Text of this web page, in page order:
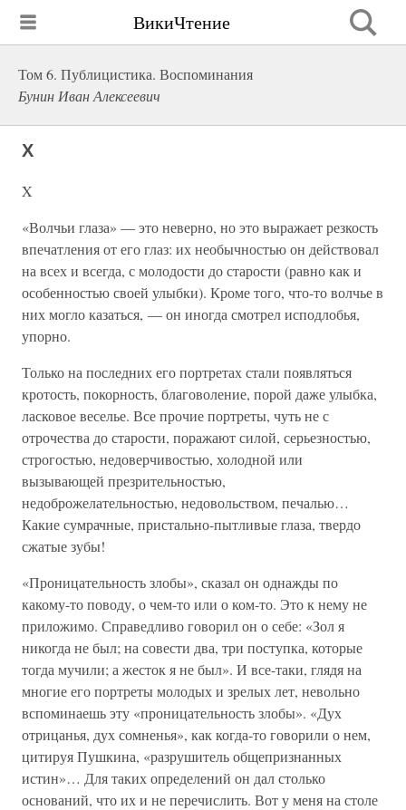
ВикиЧтение
Том 6. Публицистика. Воспоминания
Бунин Иван Алексеевич
X
X
«Волчьи глаза» — это неверно, но это выражает резкость
впечатления от его глаз: их необычностью он действовал
на всех и всегда, с молодости до старости (равно как и
особенностью своей улыбки). Кроме того, что-то волчье в
них могло казаться, — он иногда смотрел исподлобья,
упорно.
Только на последних его портретах стали появляться
кротость, покорность, благоволение, порой даже улыбка,
ласковое веселье. Все прочие портреты, чуть не с
отрочества до старости, поражают силой, серьезностью,
строгостью, недоверчивостью, холодной или
вызывающей презрительностью,
недоброжелательностью, недовольством, печалью…
Какие сумрачные, пристально-пытливые глаза, твердо
сжатые зубы!
«Проницательность злобы», сказал он однажды по
какому-то поводу, о чем-то или о ком-то. Это к нему не
приложимо. Справедливо говорил он о себе: «Зол я
никогда не был; на совести два, три поступка, которые
тогда мучили; а жесток я не был». И все-таки, глядя на
многие его портреты молодых и зрелых лет, невольно
вспоминаешь эту «проницательность злобы». «Дух
отрицанья, дух сомненья», как когда-то говорили о нем,
цитируя Пушкина, «разрушитель общепризнанных
истин»… Для таких определений он дал столько
оснований, что их и не перечислить. Вот у меня на столе